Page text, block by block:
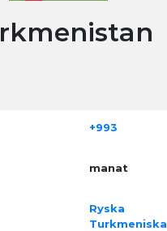
+993
manat
Ryska
Turkmeniska